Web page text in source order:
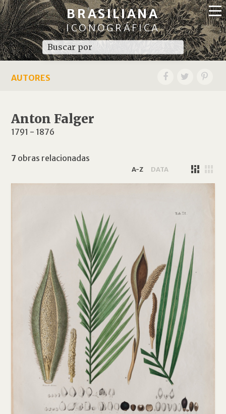
BRASILIANA
ICONOGRÁFICA
AUTORES
Anton Falger
1791 - 1876
7 obras relacionadas
A-Z DATA